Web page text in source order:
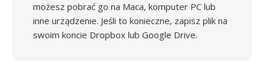
możesz pobrać go na Maca, komputer PC lub
inne urządzenie. Jeśli to konieczne, zapisz plik na
swoim koncie Dropbox lub Google Drive.